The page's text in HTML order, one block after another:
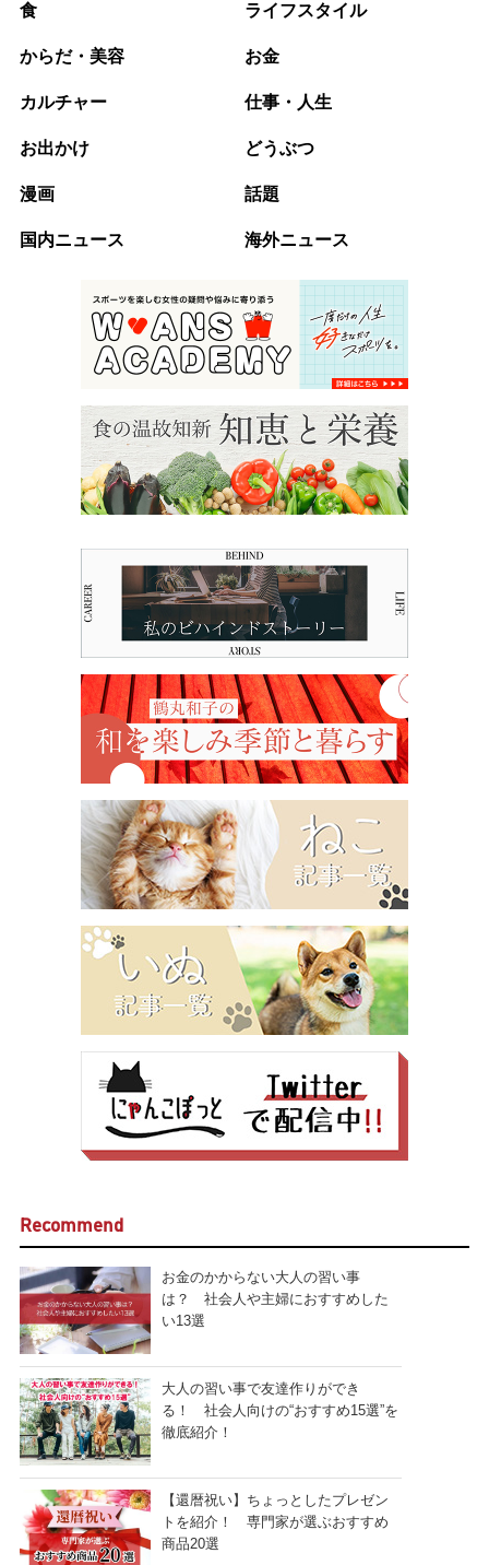
食 ライフスタイル
からだ・美容 お金
カルチャー 仕事・人生
お出かけ どうぶつ
漫画 話題
国内ニュース 海外ニュース
Recommend
お金のかからない大人の習い事
は？ 社会人や主婦におすすめした
い13選
大人の習い事で友達作りができ
る！ 社会人向けの“おすすめ15選”を
徹底紹介！
【還暦祝い】ちょっとしたプレゼン
トを紹介！ 専門家が選ぶおすすめ
商品20選